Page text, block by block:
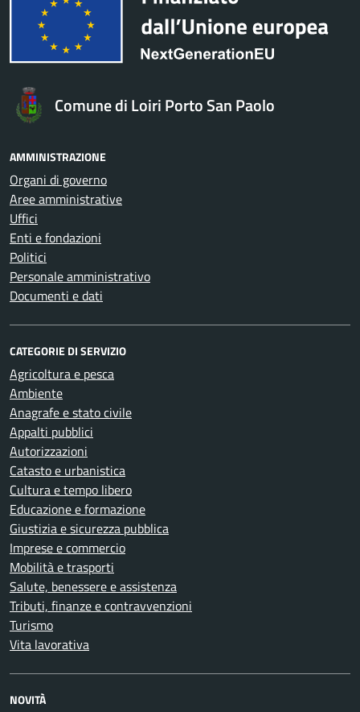
Comune di Loiri Porto San Paolo
AMMINISTRAZIONE
Organi di governo
Aree amministrative
Uffici
Enti e fondazioni
Politici
Personale amministrativo
Documenti e dati
CATEGORIE DI SERVIZIO
Agricoltura e pesca
Ambiente
Anagrafe e stato civile
Appalti pubblici
Autorizzazioni
Catasto e urbanistica
Cultura e tempo libero
Educazione e formazione
Giustizia e sicurezza pubblica
Imprese e commercio
Mobilità e trasporti
Salute, benessere e assistenza
Tributi, finanze e contravvenzioni
Turismo
Vita lavorativa
NOVITÀ